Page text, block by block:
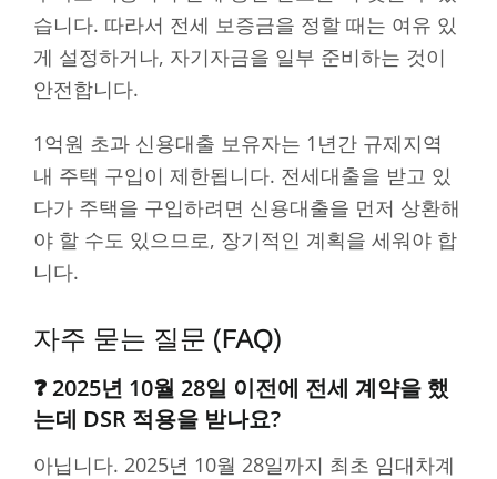
습니다. 따라서 전세 보증금을 정할 때는 여유 있
게 설정하거나, 자기자금을 일부 준비하는 것이
안전합니다.
1억원 초과 신용대출 보유자는 1년간 규제지역
내 주택 구입이 제한됩니다. 전세대출을 받고 있
다가 주택을 구입하려면 신용대출을 먼저 상환해
야 할 수도 있으므로, 장기적인 계획을 세워야 합
니다.
자주 묻는 질문 (FAQ)
❓ 2025년 10월 28일 이전에 전세 계약을 했
는데 DSR 적용을 받나요?
아닙니다. 2025년 10월 28일까지 최초 임대차계